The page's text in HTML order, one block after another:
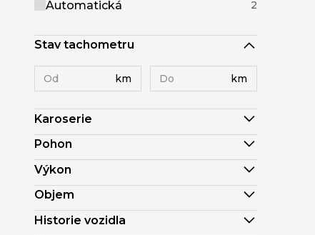
Automatická 2
Stav tachometru
km km
Karoserie
Pohon
Výkon
Objem
Historie vozidla